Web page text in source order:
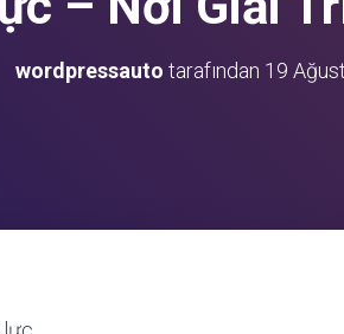
wordpressauto tarafından 19